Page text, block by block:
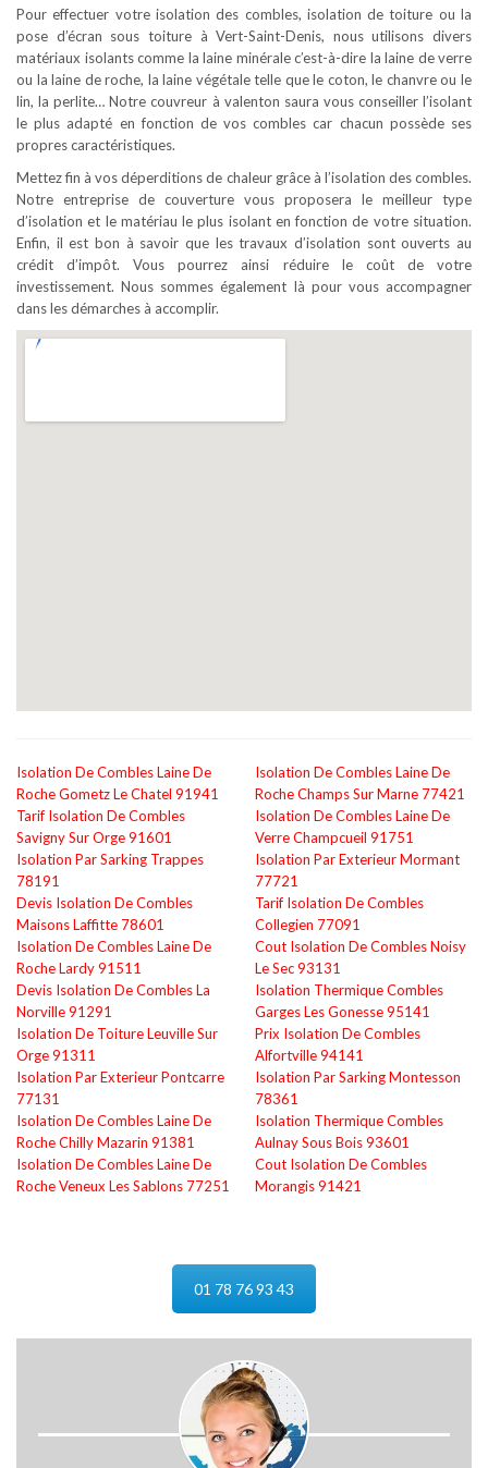
Pour effectuer votre isolation des combles, isolation de toiture ou la
pose d’écran sous toiture à Vert-Saint-Denis, nous utilisons divers
matériaux isolants comme la laine minérale c’est-à-dire la laine de verre
ou la laine de roche, la laine végétale telle que le coton, le chanvre ou le
lin, la perlite… Notre couvreur à valenton saura vous conseiller l’isolant
le plus adapté en fonction de vos combles car chacun possède ses
propres caractéristiques.
Mettez fin à vos déperditions de chaleur grâce à l’isolation des combles.
Notre entreprise de couverture vous proposera le meilleur type
d’isolation et le matériau le plus isolant en fonction de votre situation.
Enfin, il est bon à savoir que les travaux d’isolation sont ouverts au
crédit d’impôt. Vous pourrez ainsi réduire le coût de votre
investissement. Nous sommes également là pour vous accompagner
dans les démarches à accomplir.
Isolation De Combles Laine De
Roche Gometz Le Chatel 91941
Tarif Isolation De Combles
Savigny Sur Orge 91601
Isolation Par Sarking Trappes
78191
Devis Isolation De Combles
Maisons Laffitte 78601
Isolation De Combles Laine De
Roche Lardy 91511
Devis Isolation De Combles La
Norville 91291
Isolation De Toiture Leuville Sur
Orge 91311
Isolation Par Exterieur Pontcarre
77131
Isolation De Combles Laine De
Roche Chilly Mazarin 91381
Isolation De Combles Laine De
Roche Veneux Les Sablons 77251
Isolation De Combles Laine De
Roche Champs Sur Marne 77421
Isolation De Combles Laine De
Verre Champcueil 91751
Isolation Par Exterieur Mormant
77721
Tarif Isolation De Combles
Collegien 77091
Cout Isolation De Combles Noisy
Le Sec 93131
Isolation Thermique Combles
Garges Les Gonesse 95141
Prix Isolation De Combles
Alfortville 94141
Isolation Par Sarking Montesson
78361
Isolation Thermique Combles
Aulnay Sous Bois 93601
Cout Isolation De Combles
Morangis 91421
01 78 76 93 43